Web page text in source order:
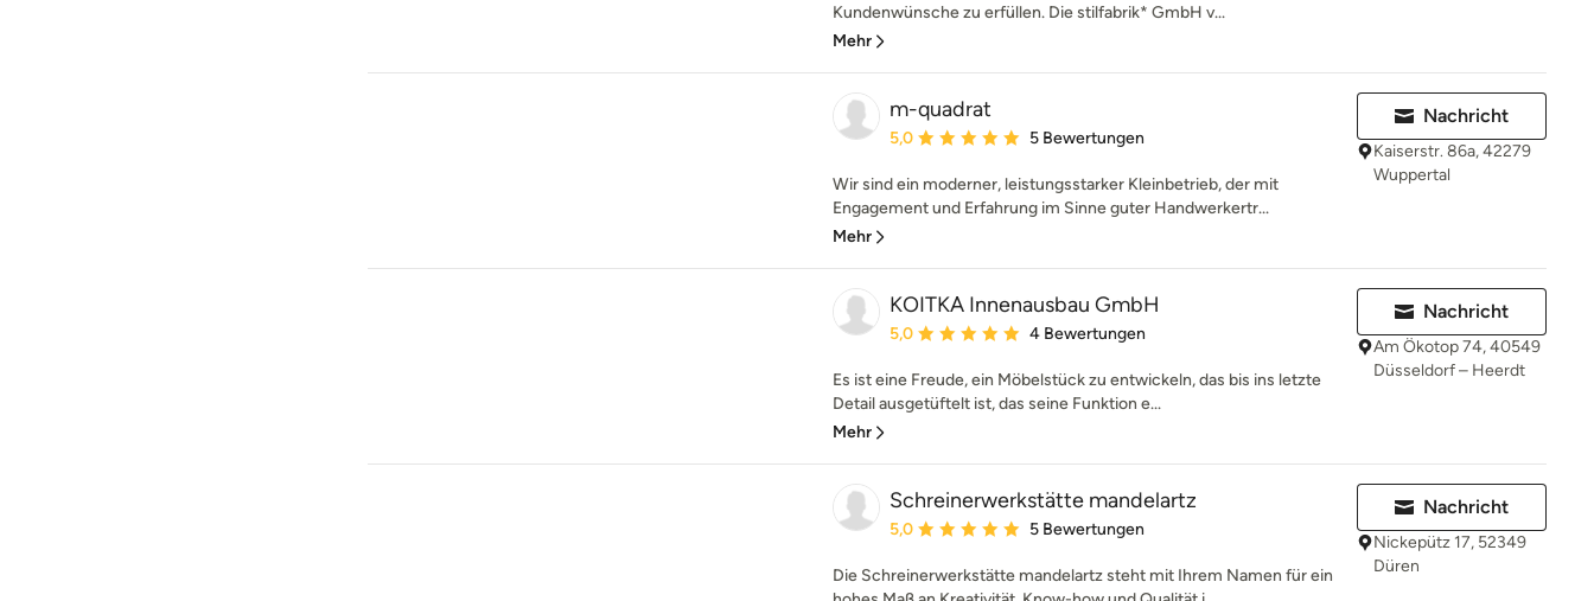
Kundenwünsche zu erfüllen. Die stilfabrik* GmbH v...
Mehr
m-quadrat
Durchschnittliche Bewertung: 5 von 5 Sternen
5,0 5 Bewertungen
Wir sind ein moderner, leistungsstarker Kleinbetrieb, der mit
Engagement und Erfahrung im Sinne guter Handwerkertr...
Mehr
Nachricht
Kaiserstr. 86a, 42279
Wuppertal
KOITKA Innenausbau GmbH
Durchschnittliche Bewertung: 5 von 5 Sternen
5,0 4 Bewertungen
Es ist eine Freude, ein Möbelstück zu entwickeln, das bis ins letzte
Detail ausgetüftelt ist, das seine Funktion e...
Mehr
Nachricht
Am Ökotop 74, 40549
Düsseldorf – Heerdt
Schreinerwerkstätte mandelartz
Durchschnittliche Bewertung: 5 von 5 Sternen
5,0 5 Bewertungen
Die Schreinerwerkstätte mandelartz steht mit Ihrem Namen für ein
Nachricht
Nickepütz 17, 52349
Düren